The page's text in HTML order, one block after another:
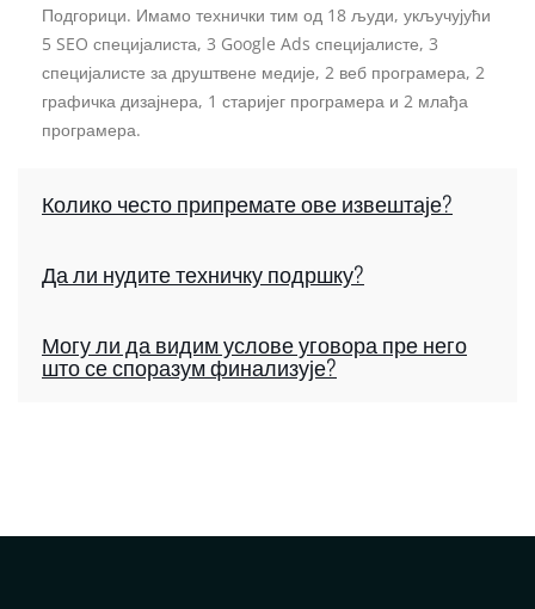
Подгорици. Имамо технички тим од 18 људи, укључујући
5 SEO специјалиста, 3 Google Ads специјалисте, 3
специјалисте за друштвене медије, 2 веб програмера, 2
графичка дизајнера, 1 старијег програмера и 2 млађа
програмера.
Колико често припремате ове извештаје?
Да ли нудите техничку подршку?
Могу ли да видим услове уговора пре него
што се споразум финализује?